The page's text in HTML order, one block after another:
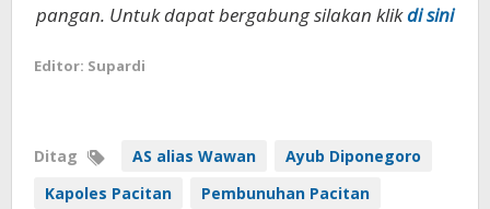
pangan. Untuk dapat bergabung silakan klikdi sini
Editor: Supardi
Ditag AS alias Wawan
Ayub Diponegoro
Kapoles Pacitan
Pembunuhan Pacitan